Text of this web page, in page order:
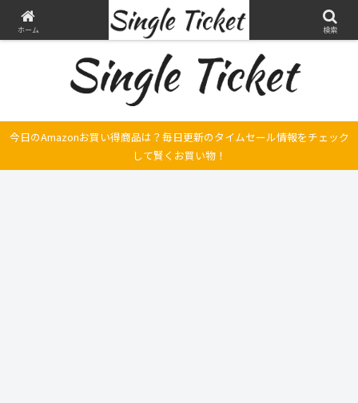
ヤマハ SRX250とFilano115、スバル エクシーガの整備・修理そして旅の記録
今日のAmazonお買い得商品は？毎日更新のタイムセール情報をチェック
して賢くお買い物！
ホーム 検索